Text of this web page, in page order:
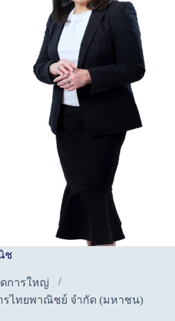
ช
การใหญ่
รไทยพาณิชย์ จำกัด (มหาชน)